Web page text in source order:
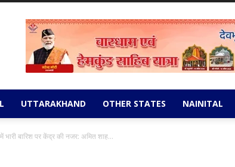
UTTARAKHAND OTHER STATES NAINITAL
बारिश पर केंद्र की नजर: अमित शाह...